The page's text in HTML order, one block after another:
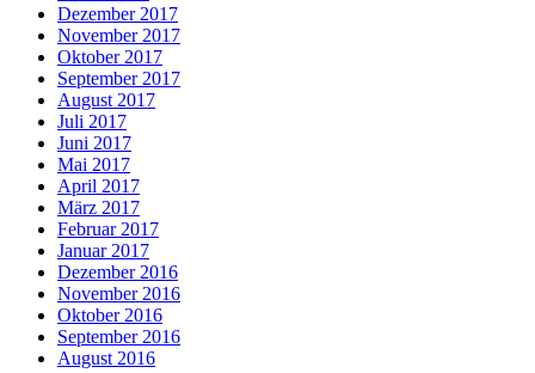
Dezember 2017
November 2017
Oktober 2017
September 2017
August 2017
Juli 2017
Juni 2017
Mai 2017
April 2017
März 2017
Februar 2017
Januar 2017
Dezember 2016
November 2016
Oktober 2016
September 2016
August 2016